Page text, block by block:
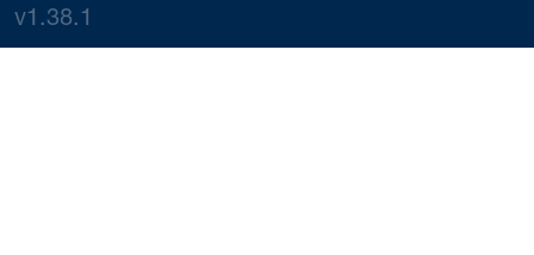
v1.38.1